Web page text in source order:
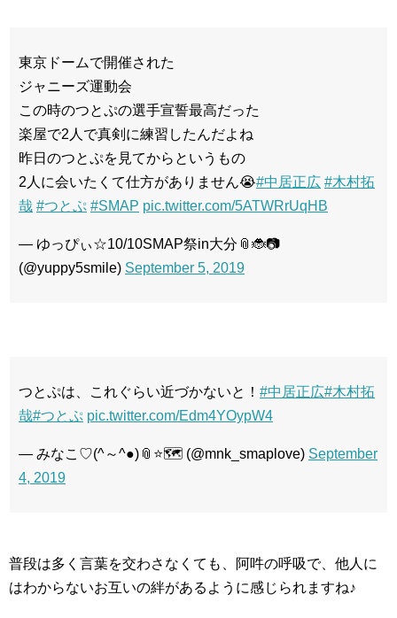
東京ドームで開催された
ジャニーズ運動会
この時のつとぷの選手宣誓最高だった
楽屋で2人で真剣に練習したんだよね
昨日のつとぷを見てからというもの
2人に会いたくて仕方がありません😭#中居正広 #木村拓
哉 #つとぷ #SMAP pic.twitter.com/5ATWRrUqHB
— ゆっぴぃ☆10/10SMAP祭in大分📎🐞📷
(@yuppy5smile) September 5, 2019
つとぷは、これぐらい近づかないと！ #中居正広#木村拓
哉#つとぷ pic.twitter.com/Edm4YOypW4
— みなこ♡(^～^●)📎⭐️🗺 (@mnk_smaplove) September
4, 2019
普段は多く言葉を交わさなくても、阿吽の呼吸で、他人に
はわからないお互いの絆があるように感じられますね♪